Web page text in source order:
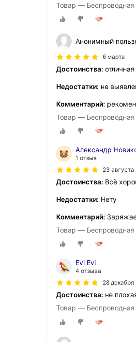
Товар — Беспроводная
Анонимный
6 марта
Достоинства:
Недостатки: не
Комментарий:
Товар — Беспроводная
Александр
1 отзыв
23 августа
Достоинства: Всё
Недостатки: Нету
Комментарий:
Товар — Беспроводная
Evi Evi
4 отзыва
28 декабря
Достоинства: не
Товар — Беспроводная